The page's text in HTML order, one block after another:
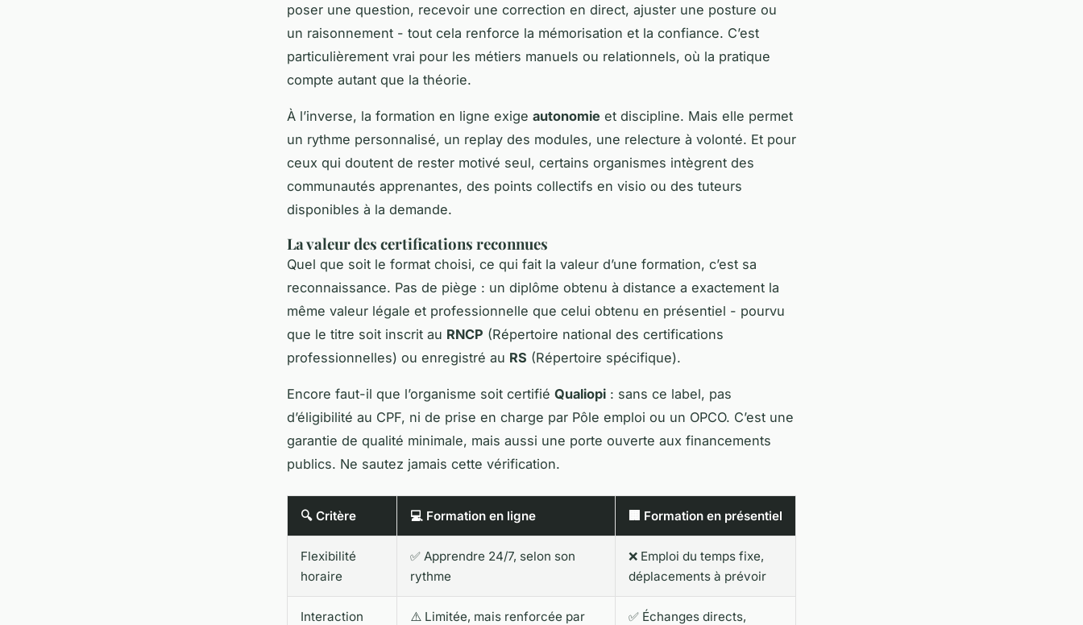
poser une question, recevoir une correction en direct, ajuster une posture ou
un raisonnement - tout cela renforce la mémorisation et la confiance. C’est
particulièrement vrai pour les métiers manuels ou relationnels, où la pratique
compte autant que la théorie.
À l’inverse, la formation en ligne exige autonomie et discipline. Mais elle permet
un rythme personnalisé, un replay des modules, une relecture à volonté. Et pour
ceux qui doutent de rester motivé seul, certains organismes intègrent des
communautés apprenantes, des points collectifs en visio ou des tuteurs
disponibles à la demande.
La valeur des certifications reconnues
Quel que soit le format choisi, ce qui fait la valeur d’une formation, c’est sa
reconnaissance. Pas de piège : un diplôme obtenu à distance a exactement la
même valeur légale et professionnelle que celui obtenu en présentiel - pourvu
que le titre soit inscrit au RNCP (Répertoire national des certifications
professionnelles) ou enregistré au RS (Répertoire spécifique).
Encore faut-il que l’organisme soit certifié Qualiopi : sans ce label, pas
d’éligibilité au CPF, ni de prise en charge par Pôle emploi ou un OPCO. C’est une
garantie de qualité minimale, mais aussi une porte ouverte aux financements
publics. Ne sautez jamais cette vérification.
🔍 Critère 💻 Formation en ligne 🏢 Formation en présentiel
Flexibilité
horaire
✅ Apprendre 24/7, selon son
rythme
❌ Emploi du temps fixe,
déplacements à prévoir
Interaction
⚠️ Limitée, mais renforcée par
✅ Échanges directs,